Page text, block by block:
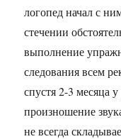
логопед начал с
стечении
выполнение
следования всем
спустя 2-3 месяца
произношение
не всегда